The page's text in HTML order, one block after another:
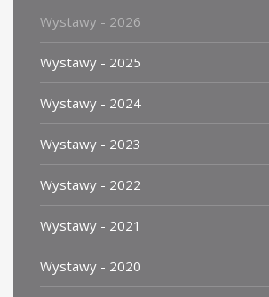
Wystawy - 2026
Wystawy - 2025
Wystawy - 2024
Wystawy - 2023
Wystawy - 2022
Wystawy - 2021
Wystawy - 2020